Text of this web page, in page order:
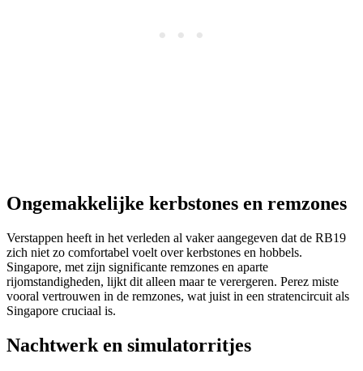
Ongemakkelijke kerbstones en remzones
Verstappen heeft in het verleden al vaker aangegeven dat de RB19
zich niet zo comfortabel voelt over kerbstones en hobbels.
Singapore, met zijn significante remzones en aparte
rijomstandigheden, lijkt dit alleen maar te verergeren. Perez miste
vooral vertrouwen in de remzones, wat juist in een stratencircuit als
Singapore cruciaal is.
Nachtwerk en simulatorritjes